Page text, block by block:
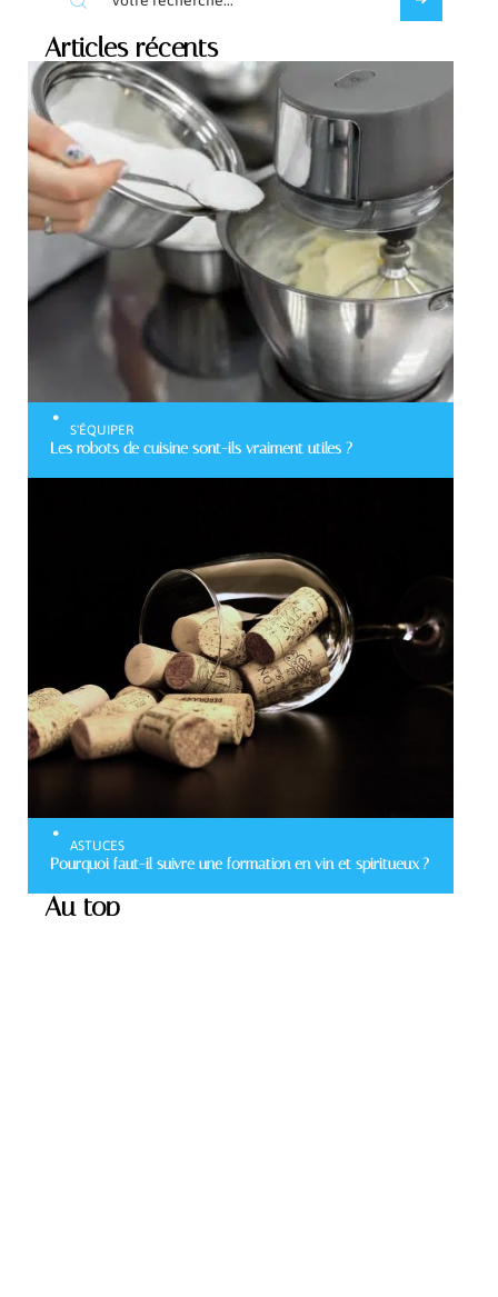
Articles récents
S'ÉQUIPER
Les robots de cuisine sont-ils vraiment utiles ?
ASTUCES
Pourquoi faut-il suivre une formation en vin et spiritueux ?
Au top